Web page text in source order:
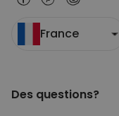
France
Des questions?